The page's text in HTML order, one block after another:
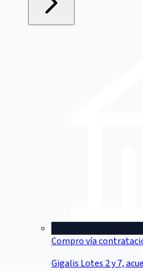
Compro vía
Gigalis Lotes 2 y 7,